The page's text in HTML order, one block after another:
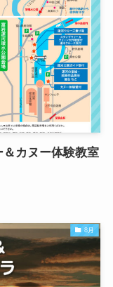
＆カヌー体験教室
8月